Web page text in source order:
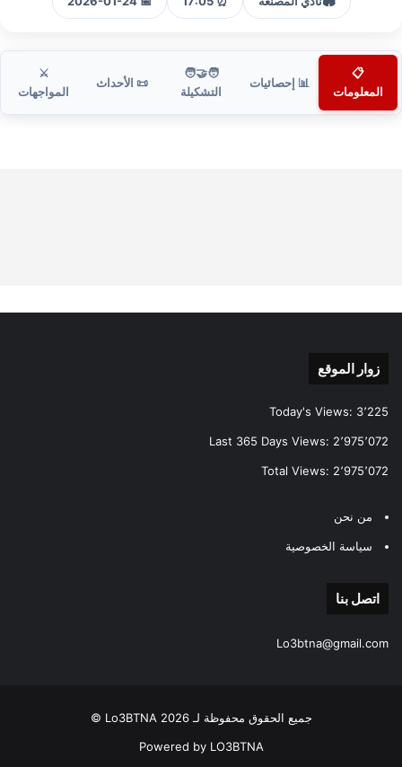
📋
المعلومات
📊 إحصائيات
🧑‍🤝‍🧑
التشكيلة
📜 الأحداث
⚔️
المواجهات
زوار الموقع
Today's Views: 3٬225
Last 365 Days Views: 2٬975٬072
Total Views: 2٬975٬072
من نحن
سياسة الخصوصية
اتصل بنا
Lo3btna@gmail.com
جميع الحقوق محفوظة لـ Lo3BTNA 2026 ©
Powered by LO3BTNA